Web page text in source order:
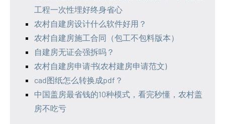
工程一次性埋好终身省心
农村自建房设计什么软件好用？
农村自建房施工合同（包工不包料版本）
自建房无证会强拆吗？
农村自建房申请书(农村建房申请范文)
cad图纸怎么转换成pdf？
中国盖房最省钱的10种模式，看完秒懂，农村盖
房不吃亏